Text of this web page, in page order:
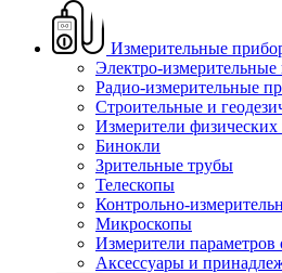
Измерительные
Электро-
Радио-измерительные
Строительные и
Измерители физических
Бинокли
Зрительные трубы
Телескопы
Контрольно-
Микроскопы
Измерители
Аксессуары и